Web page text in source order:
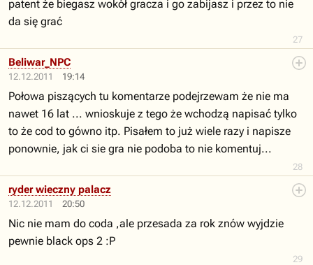
27
patent że biegasz wokół gracza i go zabijasz i przez to nie
da się grać
12.12.2011 19:14
28
Beliwar_NPC
Połowa piszących tu komentarze podejrzewam że nie ma
nawet 16 lat ... wnioskuje z tego że wchodzą napisać tylko
to że cod to gówno itp. Pisałem to już wiele razy i napisze
ponownie, jak ci sie gra nie podoba to nie komentuj...
12.12.2011 20:50
29
ryder wieczny palacz
Nic nie mam do coda ,ale przesada za rok znów wyjdzie
pewnie black ops 2 :P